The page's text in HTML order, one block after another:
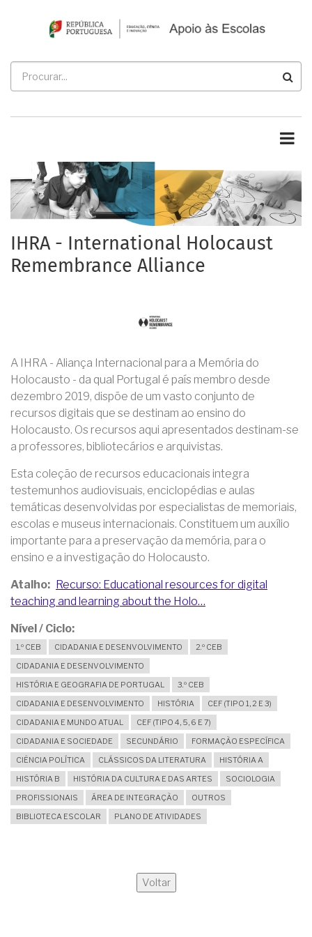
conteúdo
principal
IHRA - International Holocaust
Remembrance Alliance
A IHRA - Aliança Internacional para a Memória do
Holocausto - da qual Portugal é país membro desde
dezembro 2019, dispõe de um vasto conjunto de
recursos digitais que se destinam ao ensino do
Holocausto. Os recursos aqui apresentados destinam-se
a professores, bibliotecários e arquivistas.
Esta coleção de recursos educacionais integra
testemunhos audiovisuais, enciclopédias e aulas
temáticas desenvolvidas por especialistas de memoriais,
escolas e museus internacionais. Constituem um auxílio
importante para a preservação da memória, para o
ensino e a investigação do Holocausto.
Atalho
Recurso: Educational resources for digital
teaching and learning about the Holo…
Nível / Ciclo
1.º CEB CIDADANIA E DESENVOLVIMENTO
2.º CEB
CIDADANIA E DESENVOLVIMENTO
HISTÓRIA E GEOGRAFIA DE PORTUGAL
3.º CEB
CIDADANIA E DESENVOLVIMENTO
HISTÓRIA
CEF (TIPO 1, 2 E 3)
CIDADANIA E MUNDO ATUAL
CEF (TIPO 4, 5, 6 E 7)
CIDADANIA E SOCIEDADE
SECUNDÁRIO
FORMAÇÃO ESPECÍFICA
CIÊNCIA POLÍTICA
CLÁSSICOS DA LITERATURA
HISTÓRIA A
HISTÓRIA B
HISTÓRIA DA CULTURA E DAS ARTES
SOCIOLOGIA
PROFISSIONAIS
ÁREA DE INTEGRAÇÃO
OUTROS
BIBLIOTECA ESCOLAR
PLANO DE ATIVIDADES
Voltar